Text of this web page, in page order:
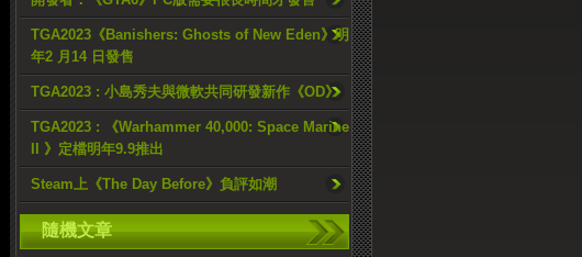
TGA2023《Banishers: Ghosts of New Eden》明
年2 月14 日發售
TGA2023 : 小島秀夫與微軟共同研發新作《OD》
TGA2023 : 《Warhammer 40,000: Space Marine
II 》定檔明年9.9推出
Steam上《The Day Before》負評如潮
隨機文章